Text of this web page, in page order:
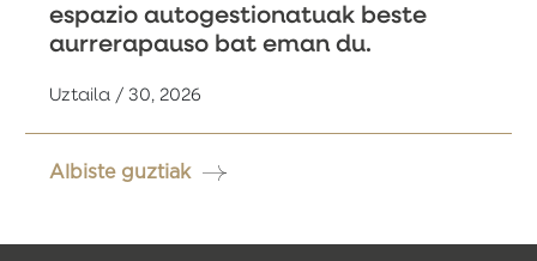
espazio autogestionatuak beste
aurrerapauso bat eman du.
Uztaila / 30, 2026
Albiste guztiak